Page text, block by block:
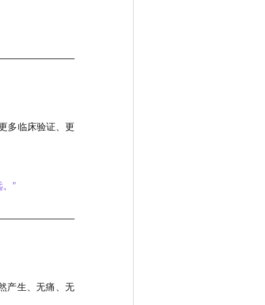
多临床验证、更
”
产生、无痛、无